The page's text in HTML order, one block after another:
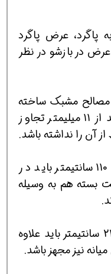
به پاگرد، عرض پاگرد
از عرض در بازشو در نظر
از مصالح مشبک ساخته
شده‌اند ابعاد چشمه‌های آن نباید از 11 میلیمتر تجاوز
آن را نداشته باشد.
ماده35ـ پلکان ‌با عرض‌ بیش‌ از 110 سانتیمتر باید در
‌بسته ‌هم ‌به ‌وسیله
ماده‌36ـ پلکان ‌با ‌عرض ‌بیش‌از 225 سانتیمتر باید علاوه
‌نیز مجهز باشد.